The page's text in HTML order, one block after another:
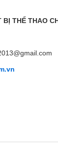
THỂ THAO